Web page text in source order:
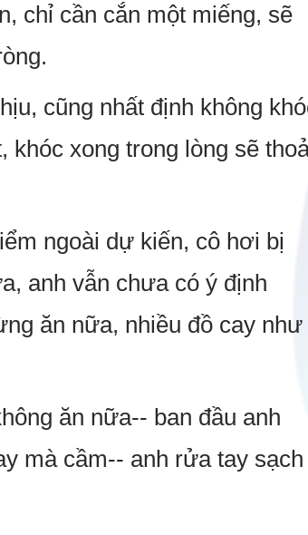
chỉ cần cắn một miếng, sẽ
cũng nhất định không
khóc xong trong lòng sẽ
ngoài dự kiến, cô hơi bị
anh vẫn chưa có ý định
ăn nữa, nhiều đồ cay như
ăn nữa-- ban đầu anh
mà cầm-- anh rửa tay sạch